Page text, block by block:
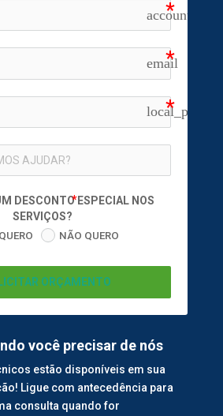
email
local_phone
DESCONTO ESPECIAL NOS
SERVIÇOS?
NÃO QUERO
ORÇAMENTO
você precisar de nós
estão disponíveis em sua
Ligue com antecedência para
consulta quando for